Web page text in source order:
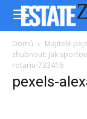
Domů
Majitelé
zhubnout: Jak
rotariu-733416
pexels-